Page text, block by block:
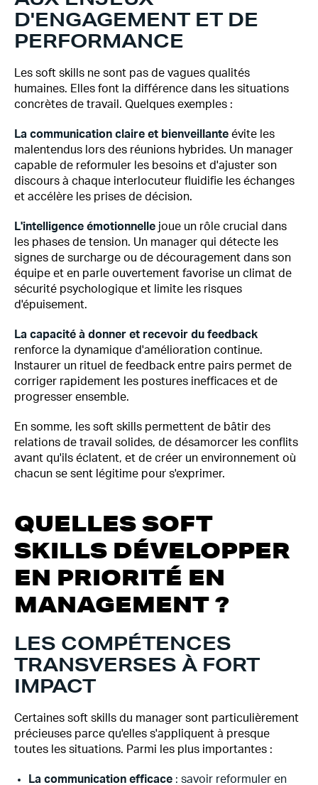
D'ENGAGEMENT ET DE
PERFORMANCE
Les soft skills ne sont pas de vagues qualités
humaines. Elles font la différence dans les situations
concrètes de travail. Quelques exemples :
La communication claire et bienveillante évite les
malentendus lors des réunions hybrides. Un manager
capable de reformuler les besoins et d'ajuster son
discours à chaque interlocuteur fluidifie les échanges
et accélère les prises de décision.
L'intelligence émotionnelle joue un rôle crucial dans
les phases de tension. Un manager qui détecte les
signes de surcharge ou de découragement dans son
équipe et en parle ouvertement favorise un climat de
sécurité psychologique et limite les risques
d'épuisement.
La capacité à donner et recevoir du feedback
renforce la dynamique d'amélioration continue.
Instaurer un rituel de feedback entre pairs permet de
corriger rapidement les postures inefficaces et de
progresser ensemble.
En somme, les soft skills permettent de bâtir des
relations de travail solides, de désamorcer les conflits
avant qu'ils éclatent, et de créer un environnement où
chacun se sent légitime pour s'exprimer.
QUELLES SOFT
SKILLS DÉVELOPPER
EN PRIORITÉ EN
MANAGEMENT ?
LES COMPÉTENCES
TRANSVERSES À FORT
IMPACT
Certaines soft skills du manager sont particulièrement
précieuses parce qu'elles s'appliquent à presque
toutes les situations. Parmi les plus importantes :
La communication efficace : savoir reformuler en